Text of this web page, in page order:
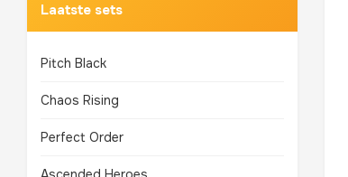
Laatste sets
Pitch Black
Chaos Rising
Perfect Order